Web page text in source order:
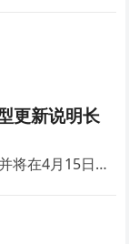
更新说明长
将在4月15日…